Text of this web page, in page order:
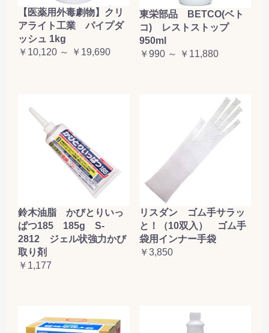
【医薬用外毒劇物】クリ
アライト工業 パイプダ
ッシュ 1kg
￥10,120 ～ ￥19,690
東栄部品 BETCO(ベト
コ) レストストップ
950ml
￥990 ～ ￥11,880
鈴木油脂 かびとりいっ
ぱつ185 185g S-
2812 ジェル状強力かび
取り剤
￥1,177
リスダン ゴム手サラッ
と！（10双入） ゴム手
袋用インナー手袋
￥3,850